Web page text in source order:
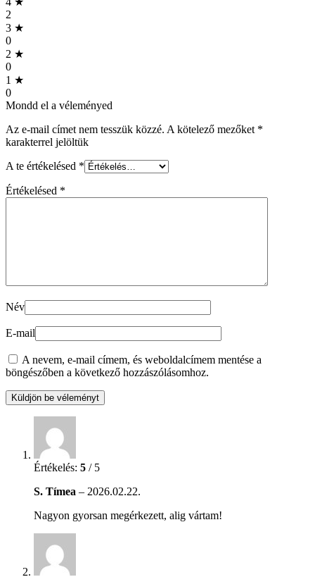
2
3 ★
0
2 ★
0
1 ★
0
Mondd el a véleményed
Az e-mail címet nem tesszük közzé. A kötelező mezőket *
karakterrel jelöltük
A te értékelésed *
Értékelésed *
Név
E-mail
A nevem, e-mail címem, és weboldalcímem mentése a
böngészőben a következő hozzászólásomhoz.
Értékelés: 5 / 5
S. Tímea – 2026.02.22.
Nagyon gyorsan megérkezett, alig vártam!